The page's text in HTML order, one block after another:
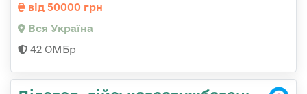
від 50000 грн
Вся Україна
42 ОМБр